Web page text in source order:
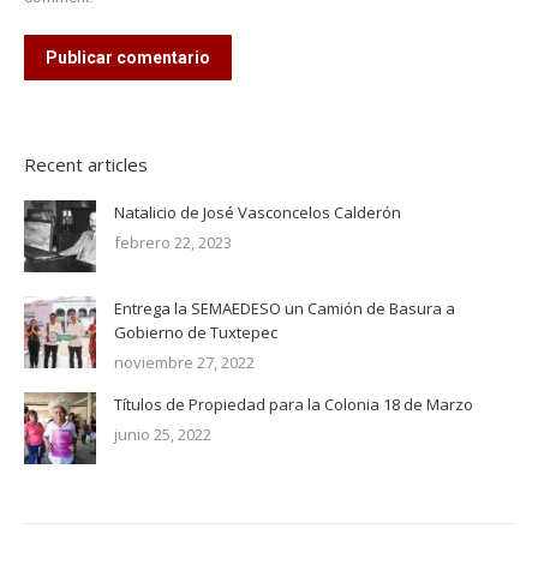
Publicar comentario
Recent articles
Natalicio de José Vasconcelos Calderón
febrero 22, 2023
Entrega la SEMAEDESO un Camión de Basura a
Gobierno de Tuxtepec
noviembre 27, 2022
Títulos de Propiedad para la Colonia 18 de Marzo
junio 25, 2022